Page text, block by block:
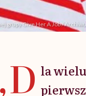
grupy Give Her A Job /
la